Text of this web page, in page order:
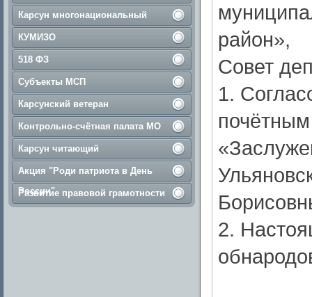
Карсун многонациональный
КУМИЗО
518 ФЗ
Субъекты МСП
Карсунский ветеран
Контрольно-счётная палата МО
Карсун читающий
Акция "Роди патриота в День
России"
Развитие правовой грамотности
район»,
Совет
1.
2.